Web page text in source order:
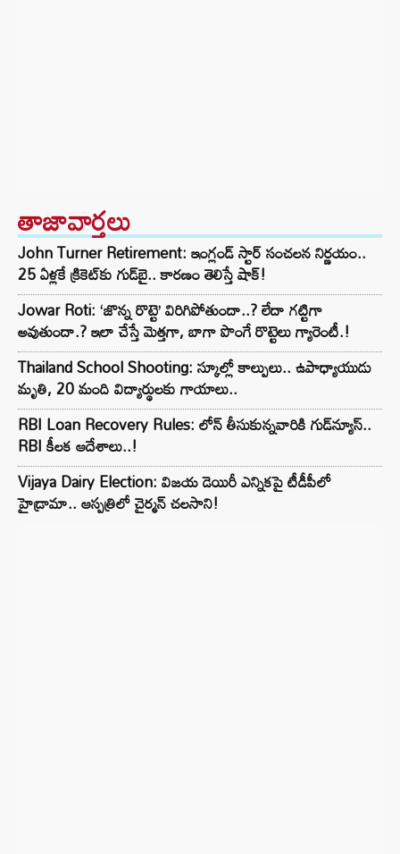
తాజావార్తలు
John Turner Retirement: ఇంగ్లండ్ స్టార్ సంచలన నిర్ణయం..
25 ఏళ్లకే క్రికెట్‌కు గుడ్‌బై.. కారణం తెలిస్తే షాక్!
Jowar Roti: ‘జొన్న రొట్టె’ విరిగిపోతుందా..? లేదా గట్టిగా
అవుతుందా.? ఇలా చేస్తే మెత్తగా, బాగా పొంగే రొట్టెలు గ్యారెంటీ.!
Thailand School Shooting: స్కూల్లో కాల్పులు.. ఉపాధ్యాయుడు
మృతి, 20 మంది విద్యార్థులకు గాయాలు..
RBI Loan Recovery Rules: లోన్ తీసుకున్నవారికి గుడ్‌న్యూస్..
RBI కీలక ఆదేశాలు..!
Vijaya Dairy Election: విజయ డెయిరీ ఎన్నికపై టీడీపీలో
హైడ్రామా.. ఆస్పత్రిలో చైర్మన్ చలసాని!